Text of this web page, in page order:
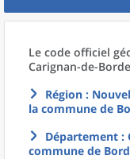
Le code officiel
Carignan-de-
Région :
la commune de
Département :
commune de